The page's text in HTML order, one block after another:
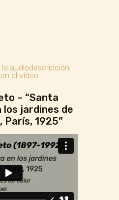
audiodescripción
el vídeo
– “Santa
los jardines de
París, 1925”